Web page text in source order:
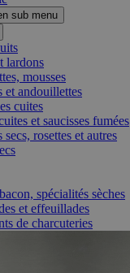
sub menu
lardons
mousses
et andouillettes
cuites
et saucisses fumées
secs, rosettes et autres
spécialités sèches
et effeuillades
de charcuteries